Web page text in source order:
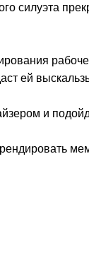
силуэта
ей
и